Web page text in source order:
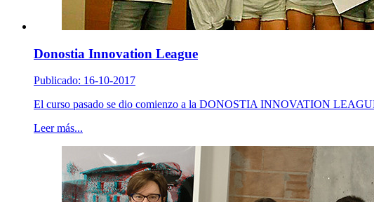
Donostia Innovation League
Publicado: 16-10-2017
El curso pasado se dio comienzo a la DONOSTIA INNOVATION
Leer más...